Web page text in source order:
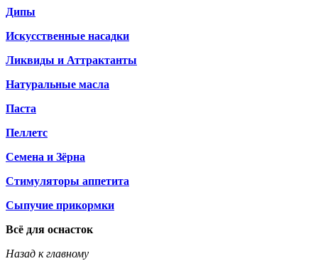
Дипы
Искусственные насадки
Ликвиды и Аттрактанты
Натуральные масла
Паста
Пеллетс
Семена и Зёрна
Стимуляторы аппетита
Сыпучие прикормки
Всё для оснасток
Назад к главному